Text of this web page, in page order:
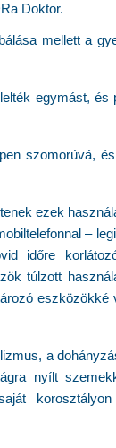
Doktor.
mellett a
egymást, és
szomorúvá,
ezek
–
időre
túlzott
eszközökké
a
nyílt
korosztályon